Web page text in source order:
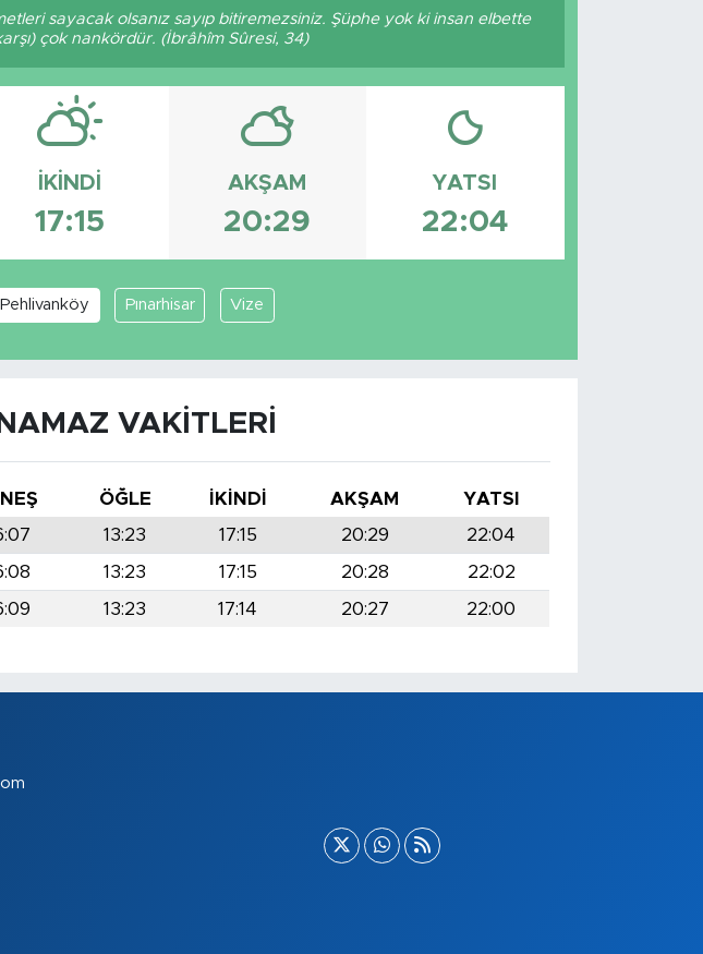
sayacak olsanız sayıp bitiremezsiniz. Şüphe yok ki insan elbette
çok nankördür. (İbrâhîm Sûresi, 34)
İKINDI
17:15
AKŞAM
20:29
YATSI
22:04
Pehlivanköy Pınarhisar Vize
VAKITLERI
ÖĞLE İKINDI AKŞAM
YATSI
13:23 17:15 20:29
22:04
13:23 17:15 20:28
22:02
13:23 17:14 20:27 22:00